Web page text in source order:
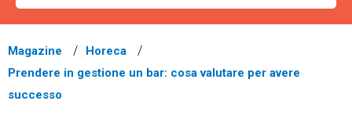
Magazine
Horeca
Prendere in gestione un bar: cosa valutare per avere
successo